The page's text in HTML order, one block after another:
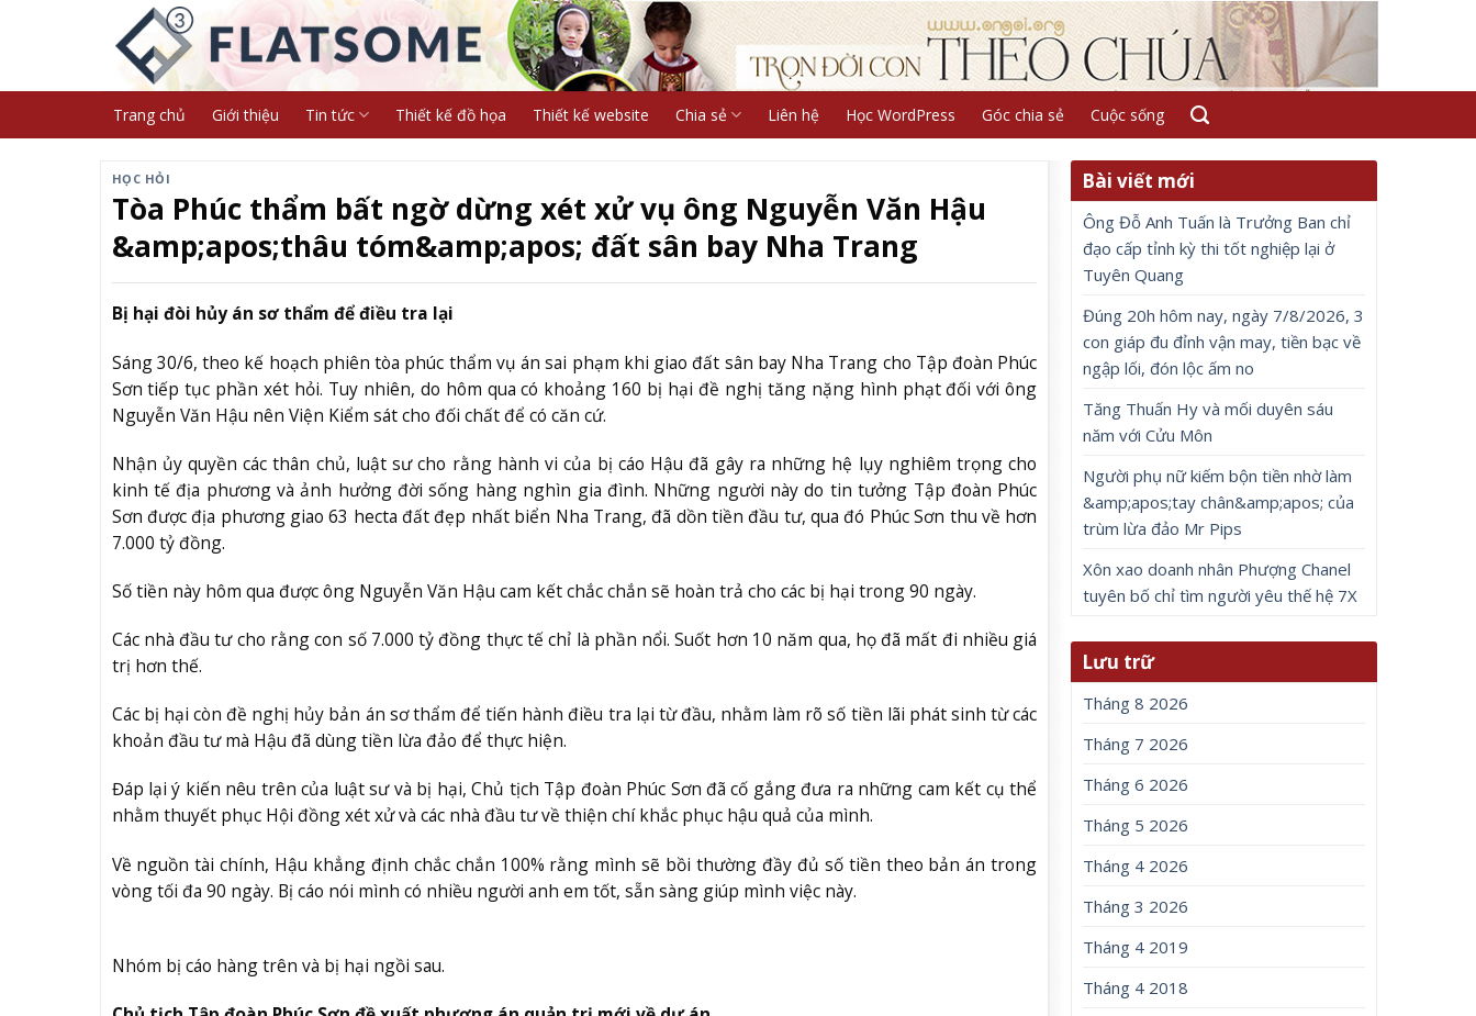
Trang chủ Giới thiệu Tin tức Thiết kế đồ họa Thiết kế website Chia sẻ Liên hệ Học WordPress Góc chia sẻ Cuộc sống
HỌC HỎI
Tòa Phúc thẩm bất ngờ dừng xét xử vụ ông Nguyễn Văn Hậu
&amp;apos;thâu tóm&amp;apos; đất sân bay Nha Trang
Bị hại đòi hủy án sơ thẩm để điều tra lại
Sáng 30/6, theo kế hoạch phiên tòa phúc thẩm vụ án sai phạm khi giao đất sân bay Nha Trang cho Tập đoàn Phúc
Sơn tiếp tục phần xét hỏi. Tuy nhiên, do hôm qua có khoảng 160 bị hại đề nghị tăng nặng hình phạt đối với ông
Nguyễn Văn Hậu nên Viện Kiểm sát cho đối chất để có căn cứ.
Nhận ủy quyền các thân chủ, luật sư cho rằng hành vi của bị cáo Hậu đã gây ra những hệ lụy nghiêm trọng cho
kinh tế địa phương và ảnh hưởng đời sống hàng nghìn gia đình. Những người này do tin tưởng Tập đoàn Phúc
Sơn được địa phương giao 63 hecta đất đẹp nhất biển Nha Trang, đã dồn tiền đầu tư, qua đó Phúc Sơn thu về hơn
7.000 tỷ đồng.
Số tiền này hôm qua được ông Nguyễn Văn Hậu cam kết chắc chắn sẽ hoàn trả cho các bị hại trong 90 ngày.
Các nhà đầu tư cho rằng con số 7.000 tỷ đồng thực tế chỉ là phần nổi. Suốt hơn 10 năm qua, họ đã mất đi nhiều giá
trị hơn thế.
Các bị hại còn đề nghị hủy bản án sơ thẩm để tiến hành điều tra lại từ đầu, nhằm làm rõ số tiền lãi phát sinh từ các
khoản đầu tư mà Hậu đã dùng tiền lừa đảo để thực hiện.
Đáp lại ý kiến nêu trên của luật sư và bị hại, Chủ tịch Tập đoàn Phúc Sơn đã cố gắng đưa ra những cam kết cụ thể
nhằm thuyết phục Hội đồng xét xử và các nhà đầu tư về thiện chí khắc phục hậu quả của mình.
Về nguồn tài chính, Hậu khẳng định chắc chắn 100% rằng mình sẽ bồi thường đầy đủ số tiền theo bản án trong
vòng tối đa 90 ngày. Bị cáo nói mình có nhiều người anh em tốt, sẵn sàng giúp mình việc này.
Nhóm bị cáo hàng trên và bị hại ngồi sau.
Bài viết mới
Ông Đỗ Anh Tuấn là Trưởng Ban chỉ
đạo cấp tỉnh kỳ thi tốt nghiệp lại ở
Tuyên Quang
Đúng 20h hôm nay, ngày 7/8/2026, 3
con giáp đu đỉnh vận may, tiền bạc về
ngập lối, đón lộc ấm no
Tăng Thuấn Hy và mối duyên sáu
năm với Cửu Môn
Người phụ nữ kiếm bộn tiền nhờ làm
&amp;apos;tay chân&amp;apos; của
trùm lừa đảo Mr Pips
Xôn xao doanh nhân Phượng Chanel
tuyên bố chỉ tìm người yêu thế hệ 7X
Lưu trữ
Tháng 8 2026
Tháng 7 2026
Tháng 6 2026
Tháng 5 2026
Tháng 4 2026
Tháng 3 2026
Tháng 4 2019
Tháng 4 2018